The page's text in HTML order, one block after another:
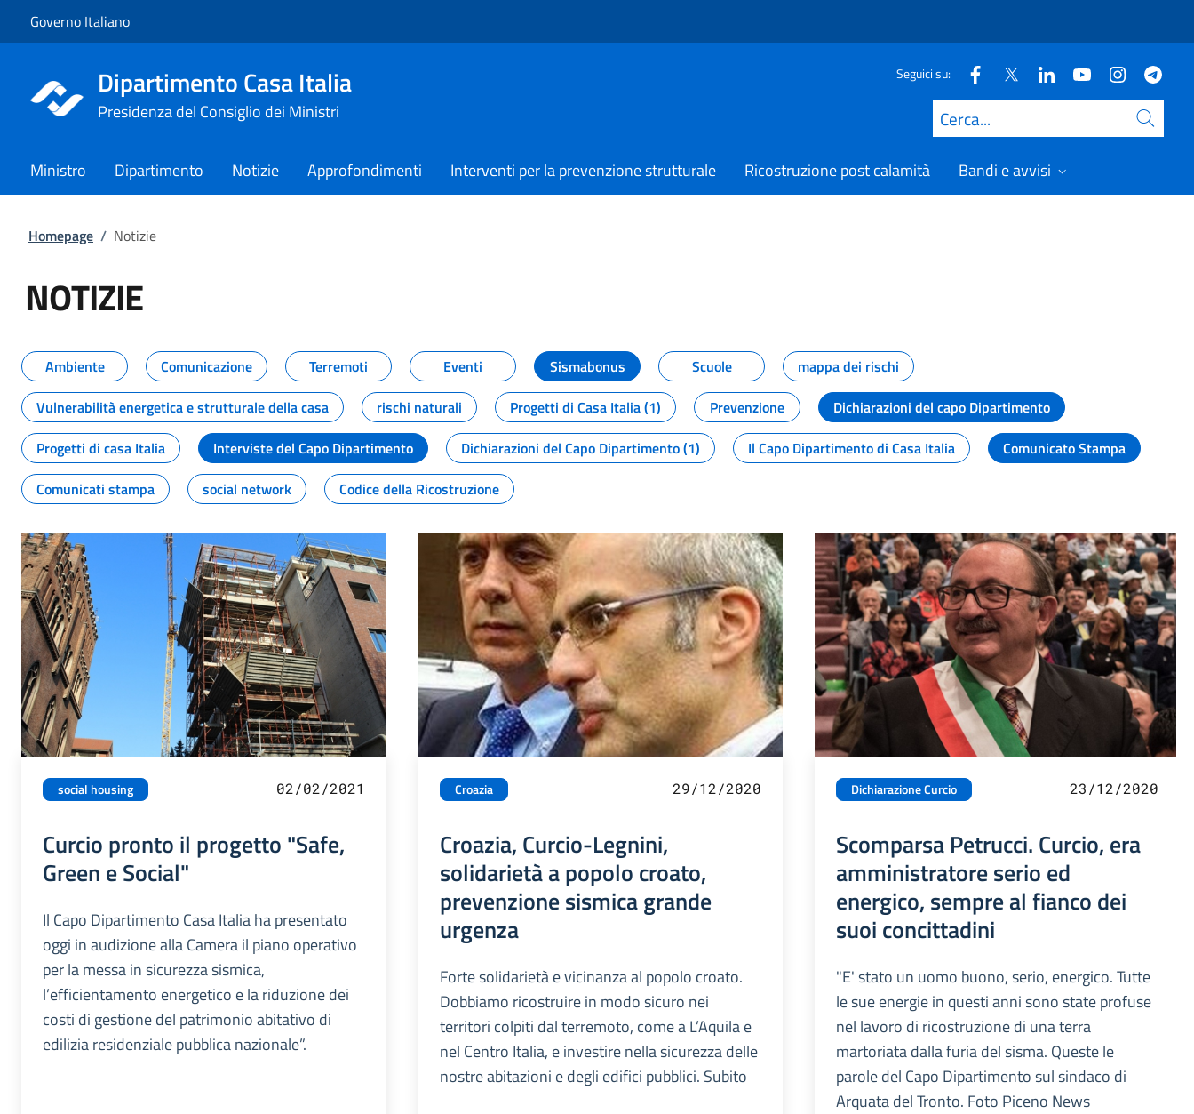
Governo Italiano
Dipartimento Casa Italia
Presidenza del Consiglio dei Ministri
Seguici su:
Cerca
Ministro Dipartimento Notizie Approfondimenti Interventi per la prevenzione strutturale Ricostruzione post calamità Bandi e avvisi
Homepage / Notizie
NOTIZIE
Tutti i contenuti della pagina NOTIZIE
Ambiente Comunicazione Terremoti Eventi Sismabonus Scuole
mappa dei rischi
Vulnerabilità energetica e strutturale della casa
rischi naturali Progetti di Casa Italia (1) Prevenzione
Dichiarazioni del capo Dipartimento
Progetti di casa Italia
Interviste del Capo Dipartimento Dichiarazioni del Capo Dipartimento (1) Il Capo Dipartimento di Casa Italia
Comunicato Stampa
Comunicati stampa
social network Codice della Ricostruzione
social housing 02/02/2021
Curcio pronto il progetto "Safe,
Green e Social"
Il Capo Dipartimento Casa Italia ha presentato
oggi in audizione alla Camera il piano operativo
per la messa in sicurezza sismica,
l’efficientamento energetico e la riduzione dei
costi di gestione del patrimonio abitativo di
edilizia residenziale pubblica nazionale”.
Croazia 29/12/2020
Croazia, Curcio-Legnini,
solidarietà a popolo croato,
prevenzione sismica grande
urgenza
Forte solidarietà e vicinanza al popolo croato.
Dobbiamo ricostruire in modo sicuro nei
territori colpiti dal terremoto, come a L’Aquila e
nel Centro Italia, e investire nella sicurezza delle
nostre abitazioni e degli edifici pubblici. Subito
Dichiarazione Curcio 23/12/2020
Scomparsa Petrucci. Curcio, era
amministratore serio ed
energico, sempre al fianco dei
suoi concittadini
"E' stato un uomo buono, serio, energico. Tutte
le sue energie in questi anni sono state profuse
nel lavoro di ricostruzione di una terra
martoriata dalla furia del sisma. Queste le
parole del Capo Dipartimento sul sindaco di
Arquata del Tronto. Foto Piceno News